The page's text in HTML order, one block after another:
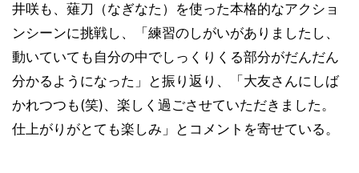
井咲も、薙刀（なぎなた）を使った本格的なアクショ
ンシーンに挑戦し、「練習のしがいがありましたし、
動いていても自分の中でしっくりくる部分がだんだん
分かるようになった」と振り返り、「大友さんにしば
かれつつも(笑)、楽しく過ごさせていただきました。
仕上がりがとても楽しみ」とコメントを寄せている。